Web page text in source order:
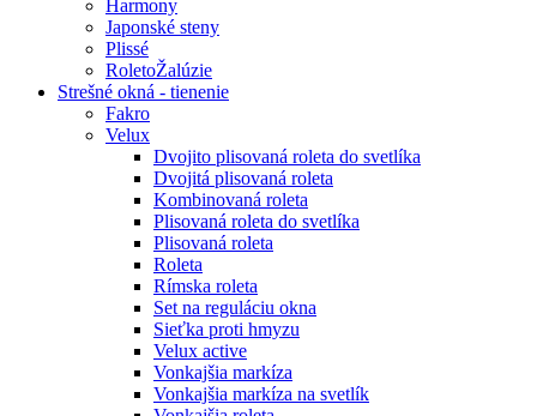
Harmony
Japonské steny
Plissé
RoletoŽalúzie
Strešné okná - tienenie
Fakro
Velux
Dvojito plisovaná roleta do svetlíka
Dvojitá plisovaná roleta
Kombinovaná roleta
Plisovaná roleta do svetlíka
Plisovaná roleta
Roleta
Rímska roleta
Set na reguláciu okna
Sieťka proti hmyzu
Velux active
Vonkajšia markíza
Vonkajšia markíza na svetlík